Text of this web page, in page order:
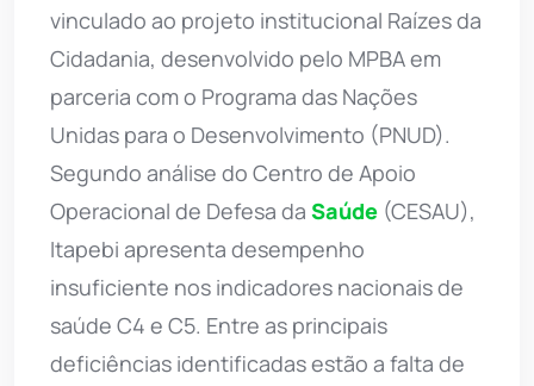
vinculado ao projeto institucional Raízes da
Cidadania, desenvolvido pelo MPBA em
parceria com o Programa das Nações
Unidas para o Desenvolvimento (PNUD).
Segundo análise do Centro de Apoio
Operacional de Defesa da Saúde (CESAU),
Itapebi apresenta desempenho
insuficiente nos indicadores nacionais de
saúde C4 e C5. Entre as principais
deficiências identificadas estão a falta de